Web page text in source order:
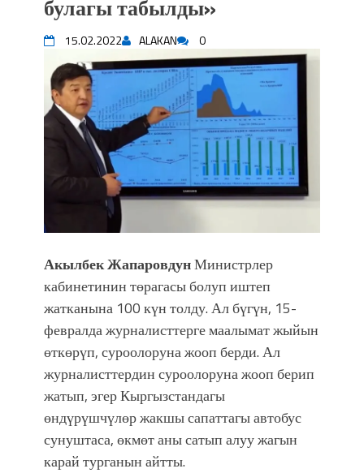
впечатляющим шоу музыкальных
фонтанов в Royal Central Park
Аида САЛЯНОВА: "Кыргыз шахмат
союзунун президенти болуп
шайланышым сыймык жана чоң
жоопкерчилик!"
Садыр ЖАПАРОВ: “Айтматовдой
адабият алпы чыгыш үчүн, улуу көч
уланышы үчүн журнал сөзсүз керек!”
“Китепкана түнγ-2026”: Психолог
Мээрим Мураталиева менен
жолугушууга келиңиз! (Дарек. Видео)
Тоо” журналынын тарыхы жана
редакторлору... (Тизме. Видео)
“КАРА КЕМПИР”: ҮМҮТТҮН
ТҮБӨЛҮК СИМВОЛУ
Кыргызстандагы эң ири музыкалуу
фонтанды көрүү үчүн Royal Central
Park'ка 30 миң адам чогулду
булагы табылды»
15.02.2022 ALAKAN 0
Акылбек ЖапаровдунМинистрлер
кабинетинин төрагасы болуп иштеп
жатканына 100 күн толду. Ал бүгүн, 15-
февралда журналисттерге маалымат жыйын
өткөрүп, суроолоруна жооп берди. Ал
журналисттердин суроолоруна жооп берип
жатып, эгер Кыргызстандагы
өндүрүшчүлөр жакшы сапаттагы автобус
сунуштаса, өкмөт аны сатып алуу жагын
карай турганын айтты.